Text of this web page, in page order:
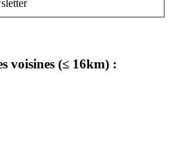
voisines (≤ 16km) :